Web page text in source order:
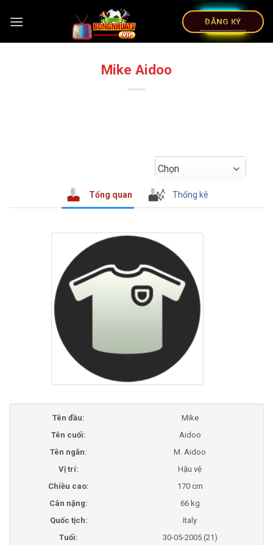
ĐĂNG KÝ
Mike Aidoo
Chọn
Tổng quan Thống kê
Tên đầu:
Mike
Tên cuối:
Aidoo
Tên ngắn:
M. Aidoo
Vị trí:
Hậu vệ
Chiều cao:
170 cm
Cân nặng:
66 kg
Quốc tịch:
Italy
Tuổi:
30-05-2005 (21)